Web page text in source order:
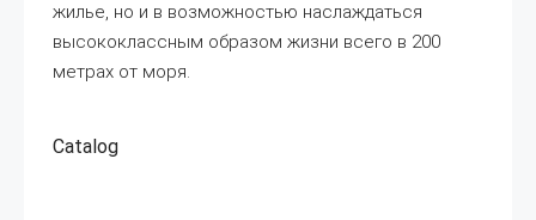
жилье, но и в возможностью наслаждаться
высококлассным образом жизни всего в 200
метрах от моря.
Catalog